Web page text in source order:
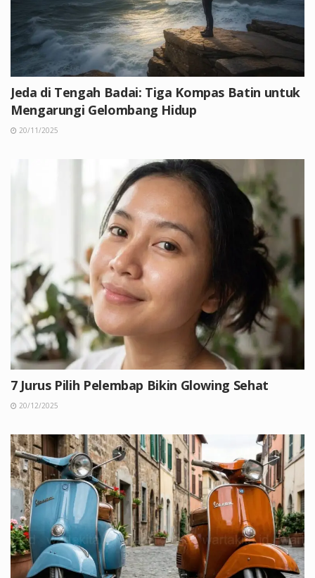
Jeda di Tengah Badai: Tiga Kompas Batin untuk
Mengarungi Gelombang Hidup
20/11/2025
7 Jurus Pilih Pelembap Bikin Glowing Sehat
20/12/2025